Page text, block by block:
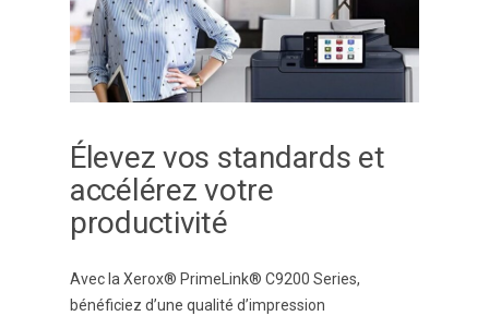
Élevez vos standards et
accélérez votre
productivité
Avec la Xerox® PrimeLink® C9200 Series,
bénéficiez d’une qualité d’impression